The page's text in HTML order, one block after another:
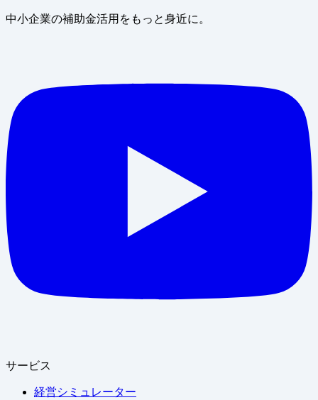
中小企業の補助金活用をもっと身近に。
サービス
経営シミュレーター